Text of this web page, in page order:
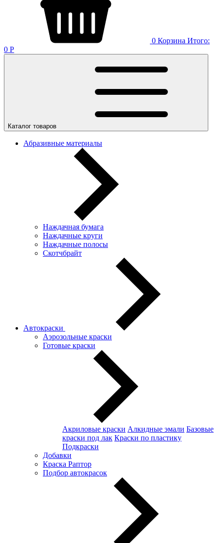
0 Корзина Итого:
0 Р
Каталог товаров
Абразивные материалы
Наждачная бумага
Наждачные круги
Наждачные полосы
Скотчбрайт
Автокраски
Аэрозольные краски
Готовые краски
Акриловые краски Алкидные эмали Базовые
краски под лак Краски по пластику
Подкраски
Добавки
Краска Раптор
Подбор автокрасок